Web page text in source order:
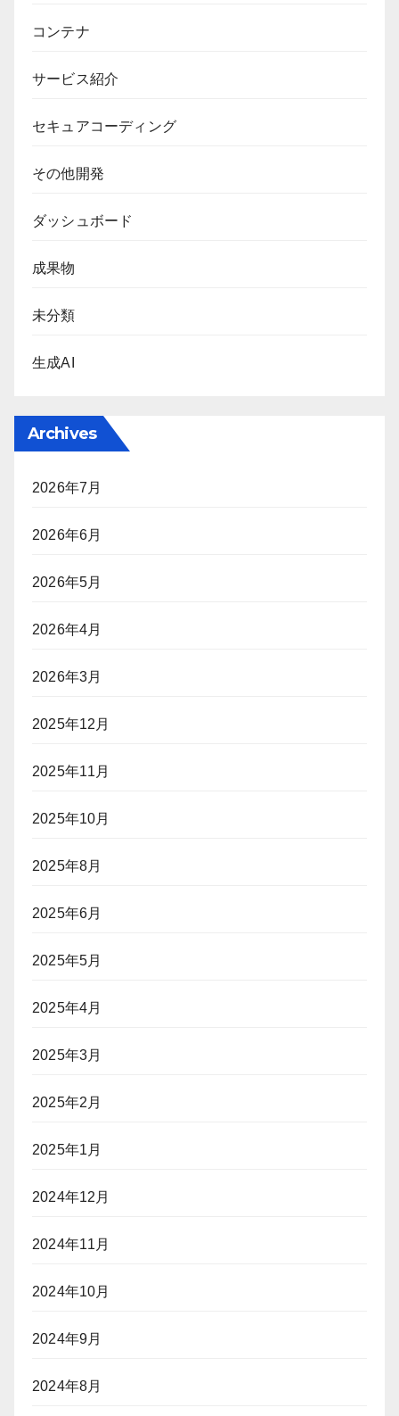
コンテナ
サービス紹介
セキュアコーディング
その他開発
ダッシュボード
成果物
未分類
生成AI
Archives
2026年7月
2026年6月
2026年5月
2026年4月
2026年3月
2025年12月
2025年11月
2025年10月
2025年8月
2025年6月
2025年5月
2025年4月
2025年3月
2025年2月
2025年1月
2024年12月
2024年11月
2024年10月
2024年9月
2024年8月